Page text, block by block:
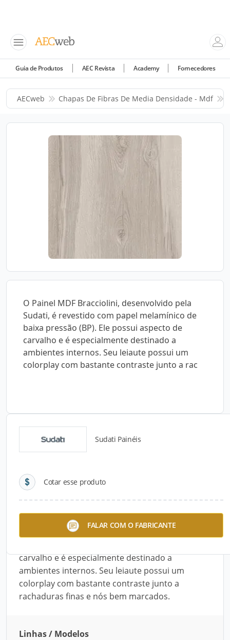
Guia de Produtos AEC Revista Academy Fornecedores
AECweb Chapas De Fibras De Media Densidade - Mdf
O Painel MDF Bracciolini, desenvolvido pela
Sudati, é revestido com papel melamínico de
baixa pressão (BP). Ele possui aspecto de
carvalho e é especialmente destinado a
ambientes internos. Seu leiaute possui um
colorplay com bastante contraste junto a rac
Sudati Painéis
Cotar esse produto
FALAR COM O FABRICANTE
Detalhes do produto
Descrição do Produto
O Painel MDF Bracciolini, desenvolvido pela
Sudati, é revestido com papel melamínico de
carvalho e é especialmente destinado a
ambientes internos. Seu leiaute possui um
colorplay com bastante contraste junto a
rachaduras finas e nós bem marcados.
Linhas / Modelos